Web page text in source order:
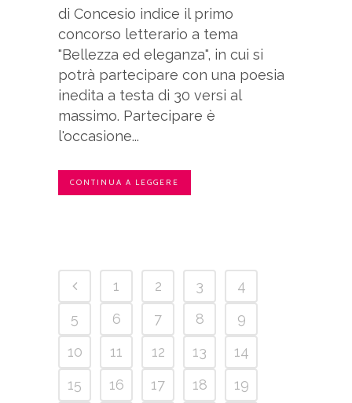
di Concesio indice il primo
concorso letterario a tema
"Bellezza ed eleganza", in cui si
potrà partecipare con una poesia
inedita a testa di 30 versi al
massimo. Partecipare è
l'occasione...
CONTINUA A LEGGERE
1 2 3
4
5
6 7 8
9
10
11 12 13
14
15
16 17 18
19